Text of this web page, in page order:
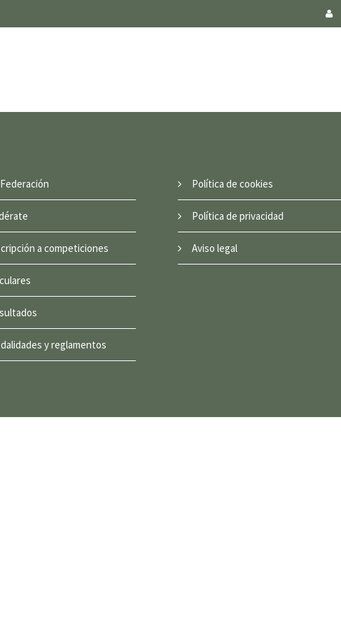
a competiciones
y reglamentos
Política de cookies
Política de privacidad
Aviso legal